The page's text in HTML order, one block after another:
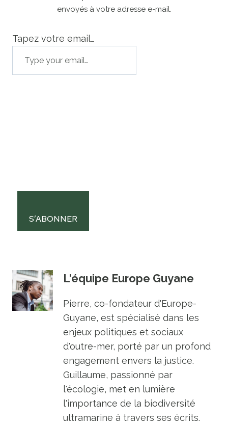
envoyés à votre adresse e-mail.
Tapez votre email…
S’ABONNER
L'équipe Europe Guyane
Pierre, co-fondateur d'Europe-
Guyane, est spécialisé dans les
enjeux politiques et sociaux
d'outre-mer, porté par un profond
engagement envers la justice.
Guillaume, passionné par
l'écologie, met en lumière
l'importance de la biodiversité
ultramarine à travers ses écrits.